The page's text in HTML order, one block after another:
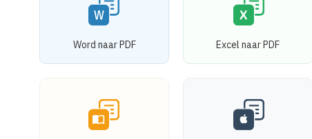
Word naar PDF Excel naar PDF